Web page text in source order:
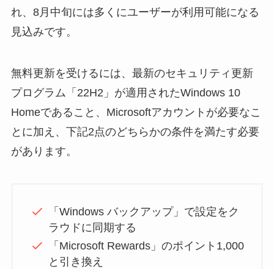
れ、8月中旬には多くにユーザーが利用可能になる
見込みです。
無料更新を受けるには、最新のセキュリティ更新
プログラム「22H2」が適用されたWindows 10
Homeであること、Microsoftアカウントが必要なこ
とに加え、下記2点のどちらかの条件を満たす必要
があります。
「Windows バックアップ」で設定をク
ラウドに同期する
「Microsoft Rewards」のポイント1,000
と引き換え